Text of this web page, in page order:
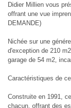
Didier Millien vous
offrant une vue
DEMANDE)
Nichée sur une
d'exception de 210
garage de 54 m2,
Caractéristiques de
Construite en 1991,
chacun, offrant des